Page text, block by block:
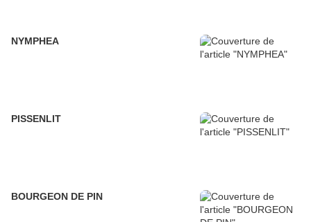
NYMPHEA
PISSENLIT
BOURGEON DE PIN